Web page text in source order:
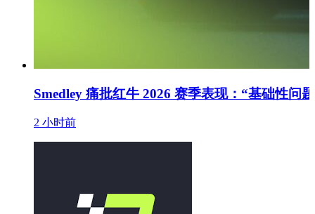
Smedley 痛批红牛 2026 赛季表现：“基础性问
2 小时前